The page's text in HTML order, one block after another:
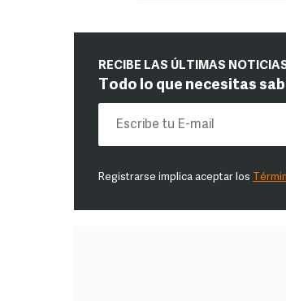
RECIBE LAS ÚLTIMAS
Todo lo que necesitas
Registrarse implica aceptar los